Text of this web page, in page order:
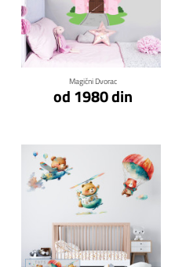
Magični Dvorac
od 1980 din
Klikni za detalje
Klikni za detalje